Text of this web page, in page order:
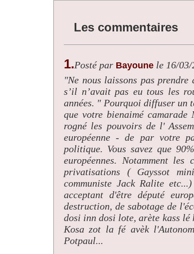
Les commentaires
1.Posté par Bayoune le 16/
"Ne nous laissons pas
s’il n’avait pas eu tous les
années. " Pourquoi diffuser un
que votre bienaimé
rogné les pouvoirs de l'
européenne - de par votre
politique. Vous savez que
européennes. Notamment
privatisations ( Gayssot
communiste Jack Ralite
acceptant d'être député
destruction, de sabotage de
dosi inn dosi lote, arète kass
Kosa zot la fé avèk
Potpaul...